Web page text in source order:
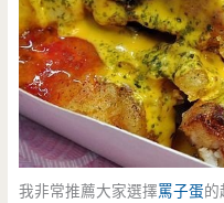
我非常推薦大家選擇罵子蛋的